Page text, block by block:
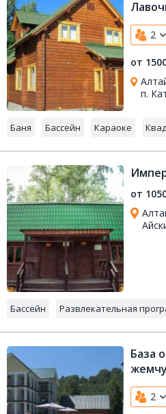
2
от
п.
Баня Бассейн Караоке
от
Бассейн Развлекательная
База
2